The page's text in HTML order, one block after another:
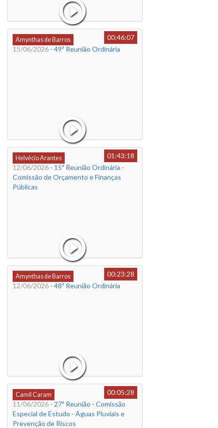
Amynthas de Barros
00:46:07
15/06/2026 - 49ª Reunião Ordinária
Helvécio Arantes
01:43:18
12/06/2026 - 15ª Reunião Ordinária -
Comissão de Orçamento e Finanças
Públicas
Amynthas de Barros
00:23:28
12/06/2026 - 48ª Reunião Ordinária
Camil Caram
00:05:28
11/06/2026 - 27ª Reunião - Comissão
Especial de Estudo - Águas Pluviais e
Prevenção de Riscos